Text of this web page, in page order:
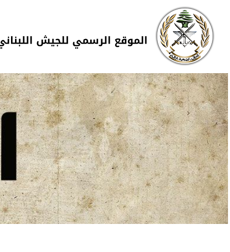
تجاوز إلى المحتوى الرئيسي
Skip to navigation